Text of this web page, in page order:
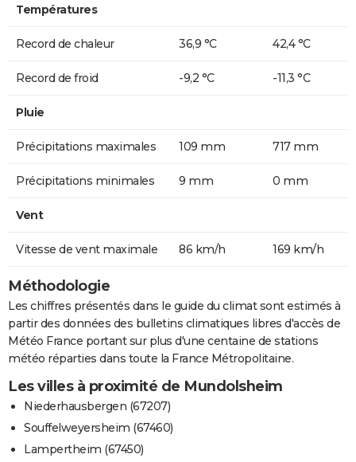
Températures
Record de chaleur 36,9 °C 42,4 °C
Record de froid -9,2 °C -11,3 °C
Pluie
Précipitations maximales 109 mm 717 mm
Précipitations minimales 9 mm 0 mm
Vent
Vitesse de vent maximale 86 km/h 169 km/h
Méthodologie
Les chiffres présentés dans le guide du climat sont estimés à
partir des données des bulletins climatiques libres d'accès de
Météo France portant sur plus d'une centaine de stations
météo réparties dans toute la France Métropolitaine.
Les villes à proximité de Mundolsheim
Niederhausbergen (67207)
Souffelweyersheim (67460)
Lampertheim (67450)